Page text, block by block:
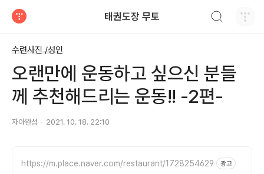
태권도장 무토
수련사진 /성인
오랜만에 운동하고 싶으신 분들
께 추천해드리는 운동!! -2편-
자아완성 2021. 10. 18. 22:10
https://m.place.naver.com/restaurant/1728254629 광고